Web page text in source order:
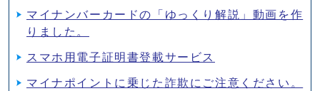
マイナンバーカードの「ゆっくり解説」動画を作
りました。
スマホ用電子証明書登載サービス
マイナポイントに乗じた詐欺にご注意ください。